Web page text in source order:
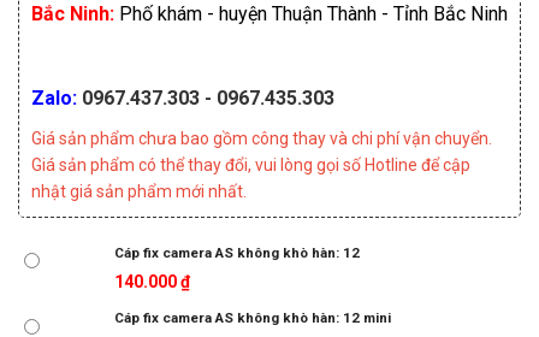
Bắc Ninh: Phố khám - huyện Thuận Thành - Tỉnh Bắc Ninh
Zalo: 0967.437.303 - 0967.435.303
Giá sản phẩm chưa bao gồm công thay và chi phívận chuyển.
Giá sản phẩm có thể thay đổi, vui lòng gọi số Hotline để cập
nhật giá sản phẩm mới nhất.
Cáp fix camera AS không khò hàn: 12
140.000₫
Cáp fix camera AS không khò hàn: 12 mini